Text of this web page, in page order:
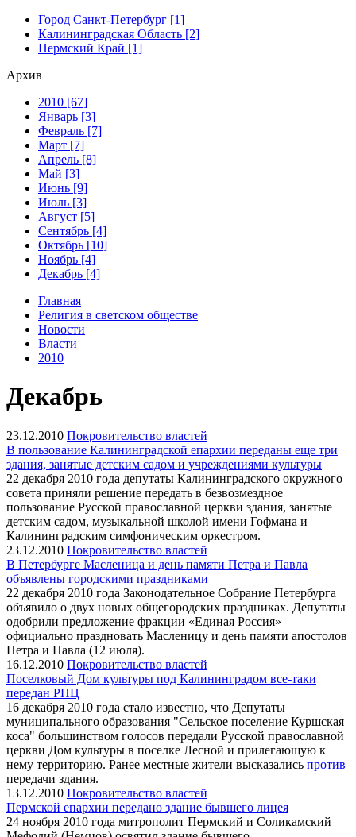
Город Санкт-Петербург [1]
Калининградская Область [2]
Пермский Край [1]
Архив
2010 [67]
Январь [3]
Февраль [7]
Март [7]
Апрель [8]
Май [3]
Июнь [9]
Июль [3]
Август [5]
Сентябрь [4]
Октябрь [10]
Ноябрь [4]
Декабрь [4]
Главная
Религия в светском обществе
Новости
Власти
2010
Декабрь
23.12.2010 Покровительство властей
В пользование Калининградской епархии переданы еще три
здания, занятые детским садом и учреждениями культуры
22 декабря 2010 года депутаты Калининградского окружного
совета приняли решение передать в безвозмездное
пользование Русской православной церкви здания, занятые
детским садом, музыкальной школой имени Гофмана и
Калининградским симфоническим оркестром.
23.12.2010 Покровительство властей
В Петербурге Масленица и день памяти Петра и Павла
объявлены городскими праздниками
22 декабря 2010 года Законодательное Собрание Петербурга
объявило о двух новых общегородских праздниках. Депутаты
одобрили предложение фракции «Единая Россия»
официально праздновать Масленицу и день памяти апостолов
Петра и Павла (12 июля).
16.12.2010 Покровительство властей
Поселковый Дом культуры под Калининградом все-таки
передан РПЦ
16 декабря 2010 года стало известно, что Депутаты
муниципального образования "Сельское поселение Куршская
коса" большинством голосов передали Русской православной
церкви Дом культуры в поселке Лесной и прилегающую к
нему территорию. Ранее местные жители высказались против
передачи здания.
13.12.2010 Покровительство властей
Пермской епархии передано здание бывшего лицея
24 ноября 2010 года митрополит Пермский и Соликамский